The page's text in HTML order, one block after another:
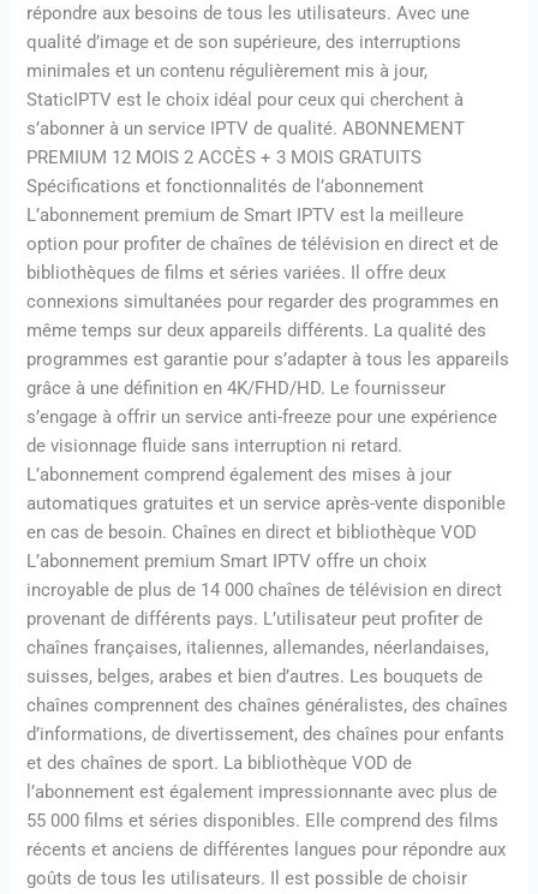
répondre aux besoins de tous les utilisateurs. Avec une
qualité d’image et de son supérieure, des interruptions
minimales et un contenu régulièrement mis à jour,
StaticIPTV est le choix idéal pour ceux qui cherchent à
s’abonner à un service IPTV de qualité. ABONNEMENT
PREMIUM 12 MOIS 2 ACCÈS + 3 MOIS GRATUITS
Spécifications et fonctionnalités de l’abonnement
L’abonnement premium de Smart IPTV est la meilleure
option pour profiter de chaînes de télévision en direct et de
bibliothèques de films et séries variées. Il offre deux
connexions simultanées pour regarder des programmes en
même temps sur deux appareils différents. La qualité des
programmes est garantie pour s’adapter à tous les appareils
grâce à une définition en 4K/FHD/HD. Le fournisseur
s’engage à offrir un service anti-freeze pour une expérience
de visionnage fluide sans interruption ni retard.
L’abonnement comprend également des mises à jour
automatiques gratuites et un service après-vente disponible
en cas de besoin. Chaînes en direct et bibliothèque VOD
L’abonnement premium Smart IPTV offre un choix
incroyable de plus de 14 000 chaînes de télévision en direct
provenant de différents pays. L’utilisateur peut profiter de
chaînes françaises, italiennes, allemandes, néerlandaises,
suisses, belges, arabes et bien d’autres. Les bouquets de
chaînes comprennent des chaînes généralistes, des chaînes
d’informations, de divertissement, des chaînes pour enfants
et des chaînes de sport. La bibliothèque VOD de
l’abonnement est également impressionnante avec plus de
55 000 films et séries disponibles. Elle comprend des films
récents et anciens de différentes langues pour répondre aux
goûts de tous les utilisateurs. Il est possible de choisir